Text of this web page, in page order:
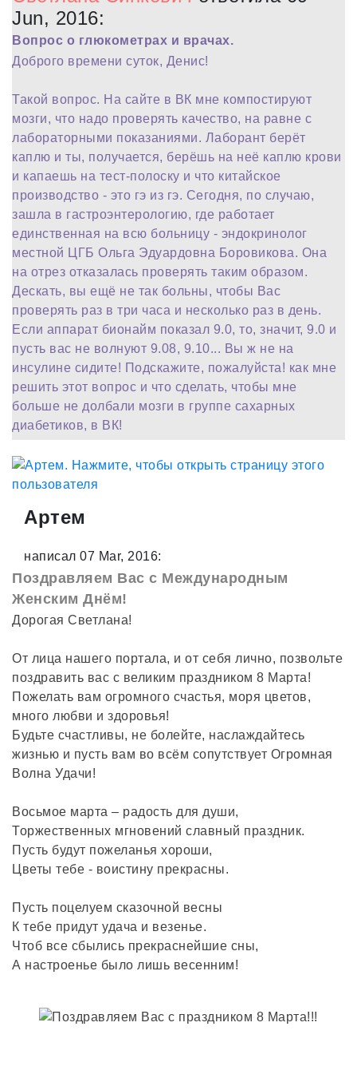
Jun, 2016:
Вопрос о глюкометрах и врачах.
Доброго времени суток, Денис!
Такой вопрос. На сайте в ВК мне компостируют
мозги, что надо проверять качество, на равне с
лабораторными показаниями. Лаборант берёт
каплю и ты, получается, берёшь на неё каплю крови
и капаешь на тест-полоску и что китайское
производство - это гэ из гэ. Сегодня, по случаю,
зашла в гастроэнтерологию, где работает
единственная на всю больницу - эндокринолог
местной ЦГБ Ольга Эдуардовна Боровикова. Она
на отрез отказалась проверять таким образом.
Дескать, вы ещё не так больны, чтобы Вас
проверять раз в три часа и несколько раз в день.
Если аппарат бионайм показал 9.0, то, значит, 9.0 и
пусть вас не волнуют 9.08, 9.10... Вы ж не на
инсулине сидите! Подскажите, пожалуйста! как мне
решить этот вопрос и что сделать, чтобы мне
больше не долбали мозги в группе сахарных
диабетиков, в ВК!
Артем
написал 07 Mar, 2016:
Поздравляем Вас с Международным
Женским Днём!
Дорогая Светлана!
От лица нашего портала, и от себя лично, позвольте
поздравить вас с великим праздником 8 Марта!
Пожелать вам огромного счастья, моря цветов,
много любви и здоровья!
Будьте счастливы, не болейте, наслаждайтесь
жизнью и пусть вам во всём сопутствует Огромная
Волна Удачи!
Восьмое марта – радость для души,
Торжественных мгновений славный праздник.
Пусть будут пожеланья хороши,
Цветы тебе - воистину прекрасны.
Пусть поцелуем сказочной весны
К тебе придут удача и везенье.
Чтоб все сбылись прекраснейшие сны,
А настроенье было лишь весенним!